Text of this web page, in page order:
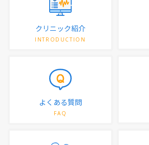
クリニック紹介
INTRODUCTION
よくある質問
FAQ